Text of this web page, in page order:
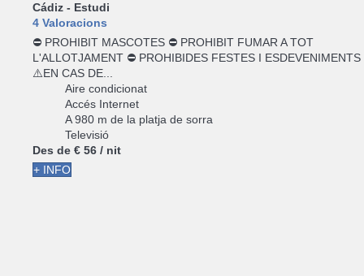
Cádiz - Estudi
4 Valoracions
⛔ PROHIBIT MASCOTES ⛔ PROHIBIT FUMAR A TOT
L'ALLOTJAMENT ⛔ PROHIBIDES FESTES I ESDEVENIMENTS
⚠️EN CAS DE...
Aire condicionat
Accés Internet
A 980 m de la platja de sorra
Televisió
Des de € 56 / nit
+ INFO